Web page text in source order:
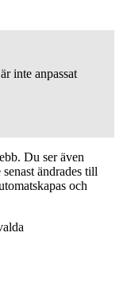
inte anpassat
Du ser även
ändrades till
och